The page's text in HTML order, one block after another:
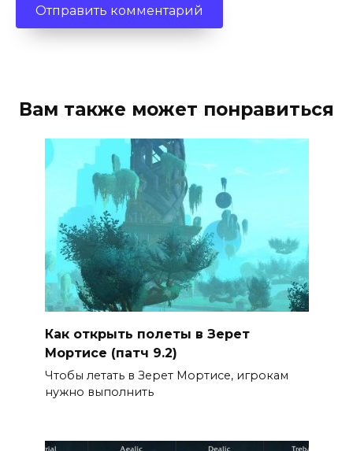
Вам также может понравиться
Как открыть полеты в Зерет
Мортисе (патч 9.2)
Чтобы летать в Зерет Мортисе, игрокам
нужно выполнить